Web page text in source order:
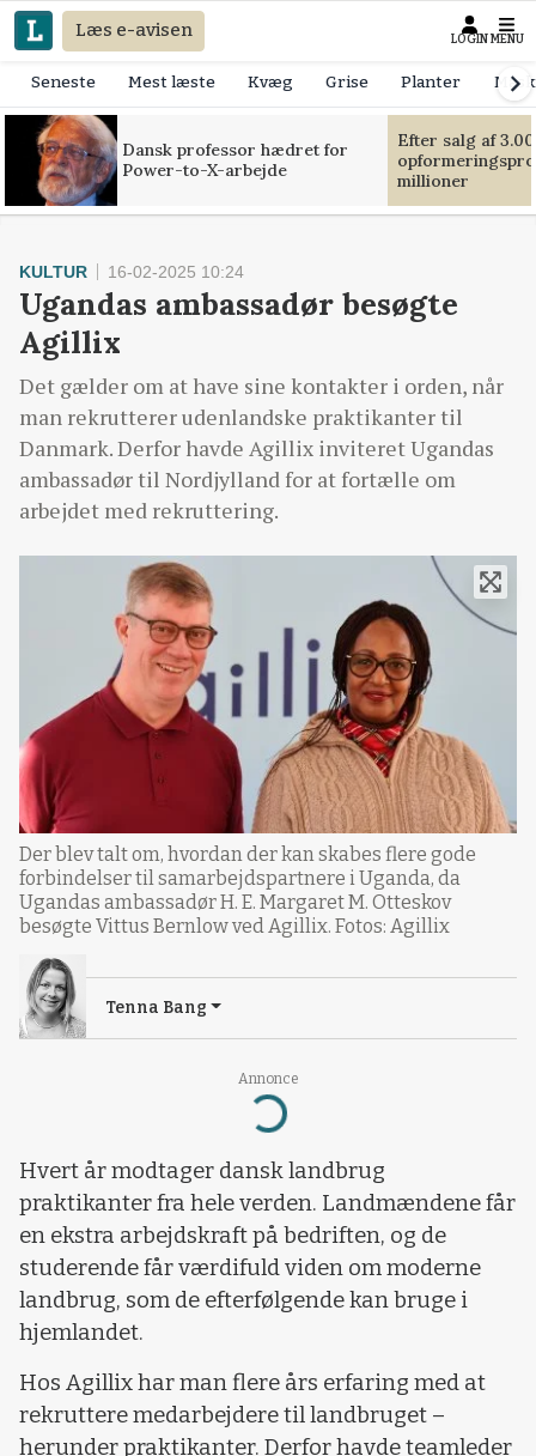
Læs e-avisen LOGIN MENU
Seneste Mest læste Kvæg Grise Planter
Dansk professor hædret for
Power-to-X-arbejde
Efter salg af
millioner
Annonce
Loading...
KULTUR 16-02-2025 10:24
Ugandas ambassadør besøgte
Agillix
Det gælder om at have sine kontakter i orden, når
man rekrutterer udenlandske praktikanter til
Danmark. Derfor havde Agillix inviteret Ugandas
ambassadør til Nordjylland for at fortælle om
arbejdet med rekruttering.
Der blev talt om, hvordan der kan skabes flere gode
forbindelser til samarbejdspartnere i Uganda, da
Ugandas ambassadør H. E. Margaret M. Otteskov
besøgte Vittus Bernlow ved Agillix. Fotos: Agillix
Tenna Bang
Hvert år modtager dansk landbrug
praktikanter fra hele verden. Landmændene får
en ekstra arbejdskraft på bedriften, og de
studerende får værdifuld viden om moderne
landbrug, som de efterfølgende kan bruge i
hjemlandet.
Hos Agillix har man flere års erfaring med at
rekruttere medarbejdere til landbruget –
herunder praktikanter. Derfor havde teamleder